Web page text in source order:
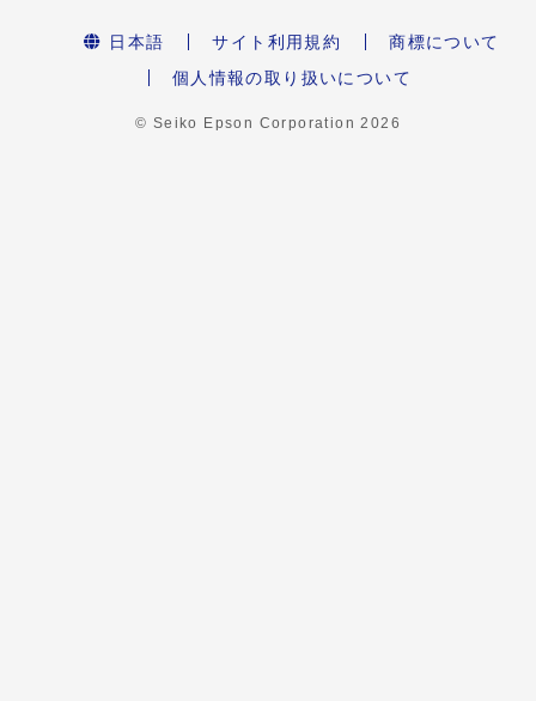
日本語 サイト利用規約
商標について
個人情報の取り扱いについて
© Seiko Epson Corporation2026